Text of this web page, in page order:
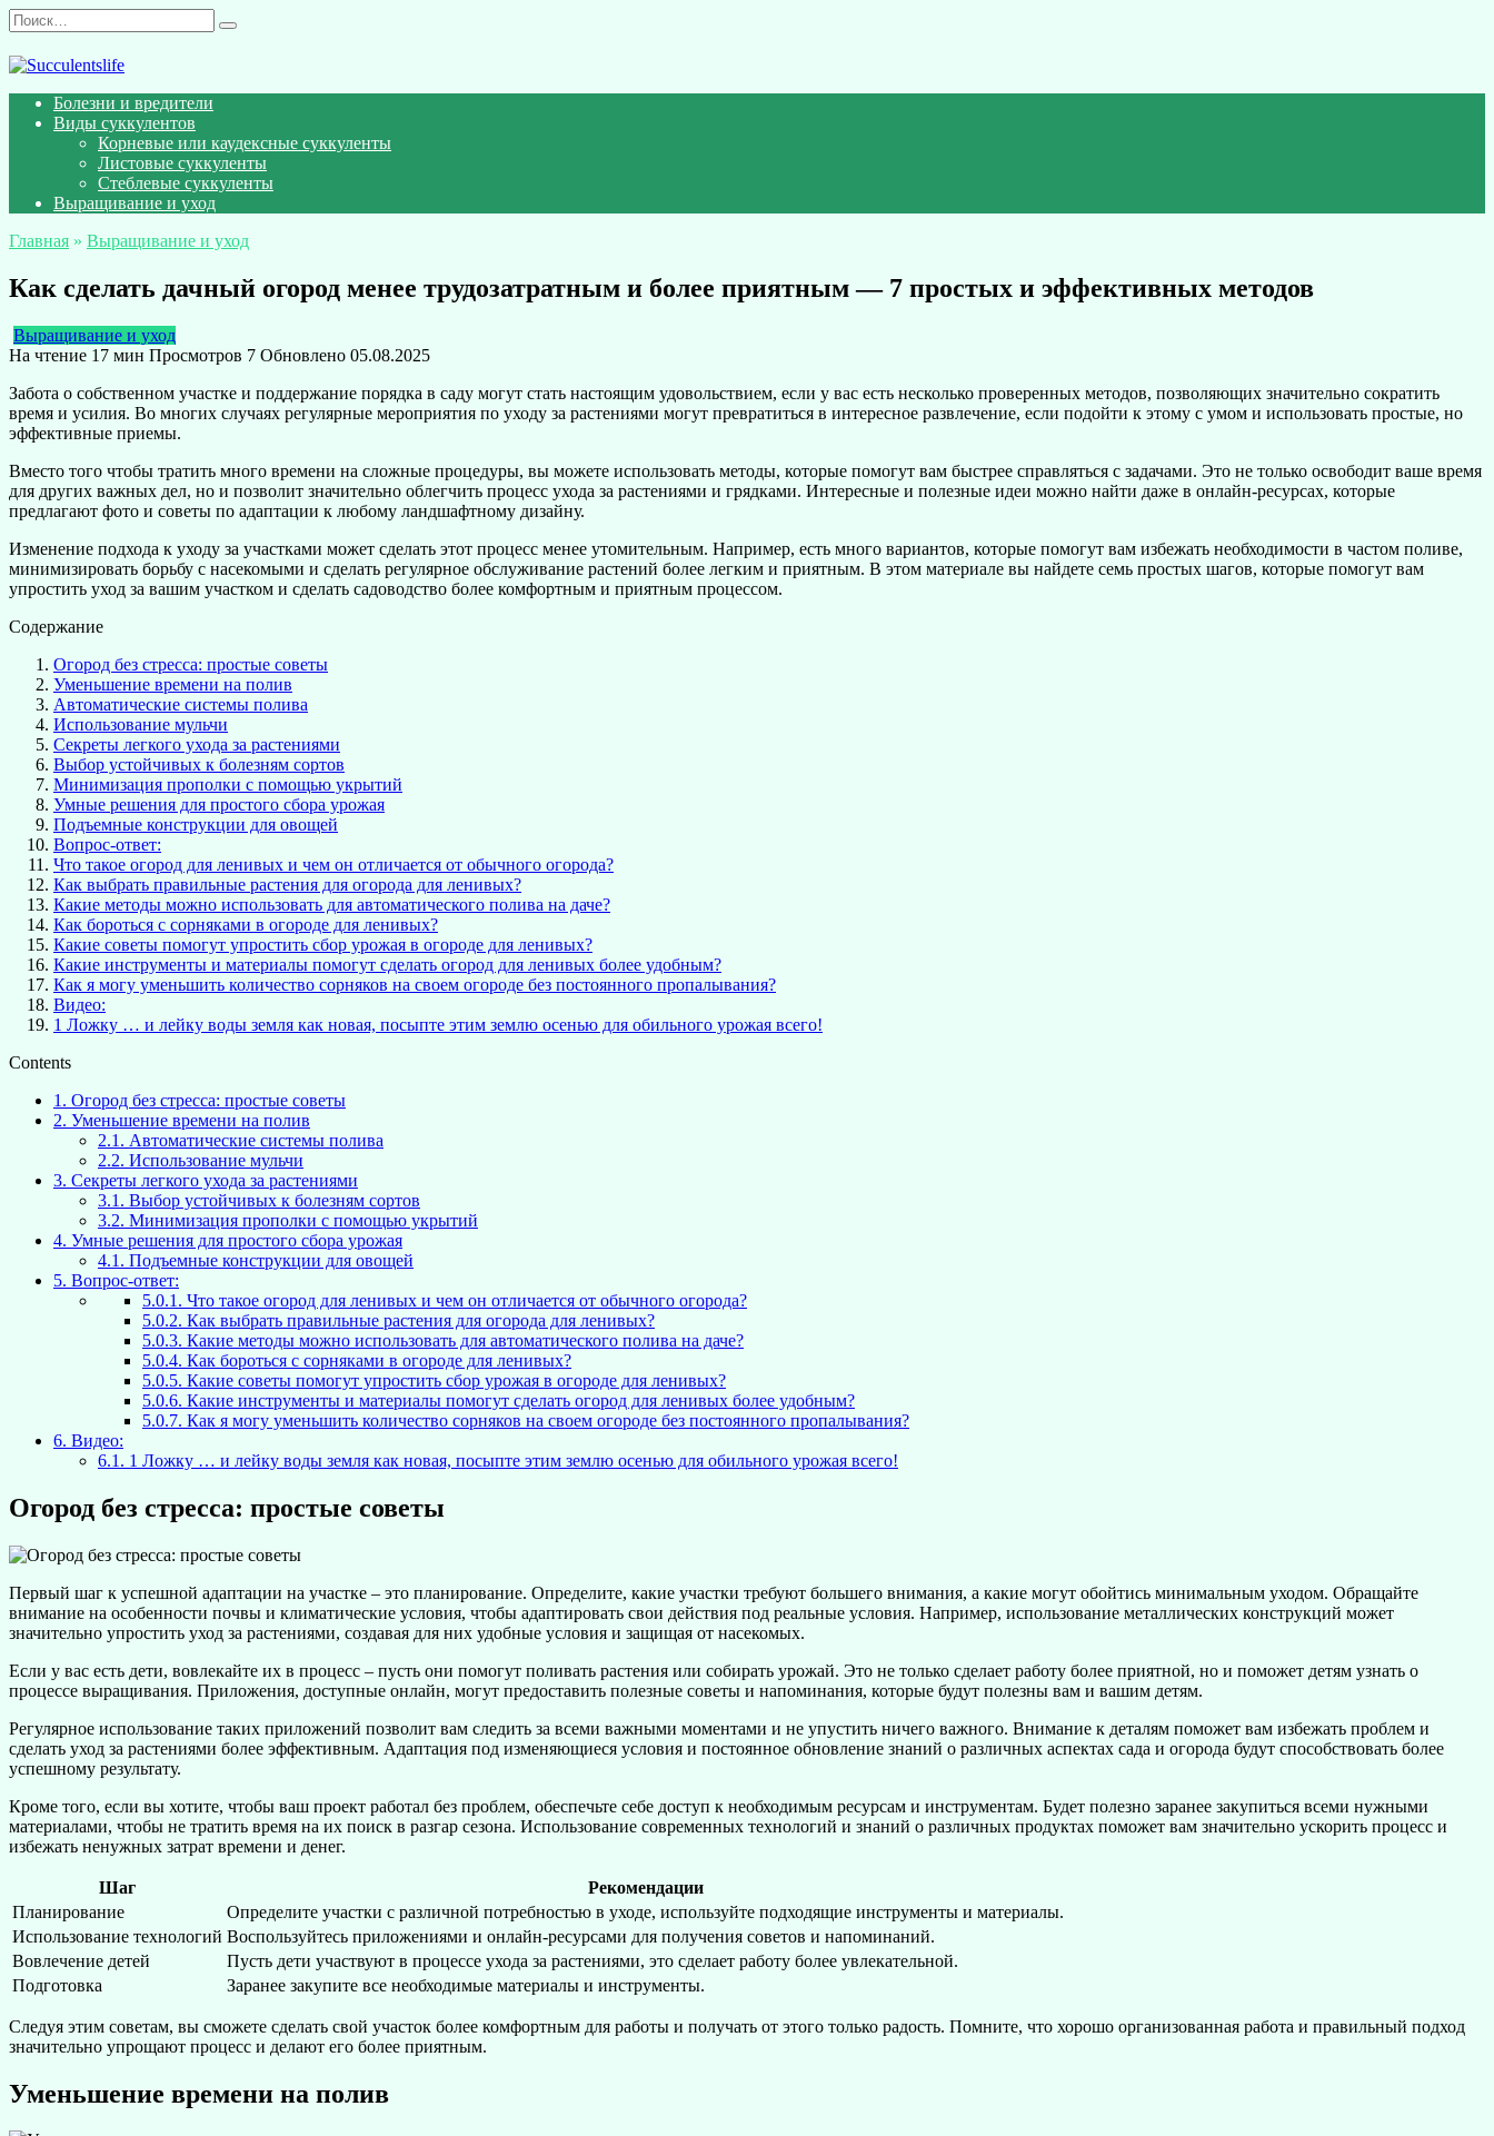
Перейти
к
содержанию
Search
for:
Болезни и вредители
Виды суккулентов
Корневые или каудексные суккуленты
Листовые суккуленты
Стеблевые суккуленты
Выращивание и уход
Главная » Выращивание и уход
Как сделать дачный огород менее трудозатратным и более приятным — 7 простых и эффективных методов
Выращивание и уход
На чтение 17 мин Просмотров 7 Обновлено 05.08.2025
Забота о собственном участке и поддержание порядка в саду могут стать настоящим удовольствием, если у вас есть несколько проверенных методов, позволяющих значительно сократить
время и усилия. Во многих случаях регулярные мероприятия по уходу за растениями могут превратиться в интересное развлечение, если подойти к этому с умом и использовать простые, но
эффективные приемы.
Вместо того чтобы тратить много времени на сложные процедуры, вы можете использовать методы, которые помогут вам быстрее справляться с задачами. Это не только освободит ваше время
для других важных дел, но и позволит значительно облегчить процесс ухода за растениями и грядками. Интересные и полезные идеи можно найти даже в онлайн-ресурсах, которые
предлагают фото и советы по адаптации к любому ландшафтному дизайну.
Изменение подхода к уходу за участками может сделать этот процесс менее утомительным. Например, есть много вариантов, которые помогут вам избежать необходимости в частом поливе,
минимизировать борьбу с насекомыми и сделать регулярное обслуживание растений более легким и приятным. В этом материале вы найдете семь простых шагов, которые помогут вам
упростить уход за вашим участком и сделать садоводство более комфортным и приятным процессом.
Содержание
Огород без стресса: простые советы
Уменьшение времени на полив
Автоматические системы полива
Использование мульчи
Секреты легкого ухода за растениями
Выбор устойчивых к болезням сортов
Минимизация прополки с помощью укрытий
Умные решения для простого сбора урожая
Подъемные конструкции для овощей
Вопрос-ответ:
Что такое огород для ленивых и чем он отличается от обычного огорода?
Как выбрать правильные растения для огорода для ленивых?
Какие методы можно использовать для автоматического полива на даче?
Как бороться с сорняками в огороде для ленивых?
Какие советы помогут упростить сбор урожая в огороде для ленивых?
Какие инструменты и материалы помогут сделать огород для ленивых более удобным?
Как я могу уменьшить количество сорняков на своем огороде без постоянного пропалывания?
Видео:
1 Ложку … и лейку воды земля как новая, посыпте этим землю осенью для обильного урожая всего!
Contents
1. Огород без стресса: простые советы
2. Уменьшение времени на полив
2.1. Автоматические системы полива
2.2. Использование мульчи
3. Секреты легкого ухода за растениями
3.1. Выбор устойчивых к болезням сортов
3.2. Минимизация прополки с помощью укрытий
4. Умные решения для простого сбора урожая
4.1. Подъемные конструкции для овощей
5. Вопрос-ответ:
5.0.1. Что такое огород для ленивых и чем он отличается от обычного огорода?
5.0.2. Как выбрать правильные растения для огорода для ленивых?
5.0.3. Какие методы можно использовать для автоматического полива на даче?
5.0.4. Как бороться с сорняками в огороде для ленивых?
5.0.5. Какие советы помогут упростить сбор урожая в огороде для ленивых?
5.0.6. Какие инструменты и материалы помогут сделать огород для ленивых более удобным?
5.0.7. Как я могу уменьшить количество сорняков на своем огороде без постоянного пропалывания?
6. Видео:
6.1. 1 Ложку … и лейку воды земля как новая, посыпте этим землю осенью для обильного урожая всего!
Огород без стресса: простые советы
Первый шаг к успешной адаптации на участке – это планирование. Определите, какие участки требуют большего внимания, а какие могут обойтись минимальным уходом. Обращайте
внимание на особенности почвы и климатические условия, чтобы адаптировать свои действия под реальные условия. Например, использование металлических конструкций может
значительно упростить уход за растениями, создавая для них удобные условия и защищая от насекомых.
Если у вас есть дети, вовлекайте их в процесс – пусть они помогут поливать растения или собирать урожай. Это не только сделает работу более приятной, но и поможет детям узнать о
процессе выращивания. Приложения, доступные онлайн, могут предоставить полезные советы и напоминания, которые будут полезны вам и вашим детям.
Регулярное использование таких приложений позволит вам следить за всеми важными моментами и не упустить ничего важного. Внимание к деталям поможет вам избежать проблем и
сделать уход за растениями более эффективным. Адаптация под изменяющиеся условия и постоянное обновление знаний о различных аспектах сада и огорода будут способствовать более
успешному результату.
Кроме того, если вы хотите, чтобы ваш проект работал без проблем, обеспечьте себе доступ к необходимым ресурсам и инструментам. Будет полезно заранее закупиться всеми нужными
материалами, чтобы не тратить время на их поиск в разгар сезона. Использование современных технологий и знаний о различных продуктах поможет вам значительно ускорить процесс и
избежать ненужных затрат времени и денег.
Шаг
Рекомендации
Планирование
Определите участки с различной потребностью в уходе, используйте подходящие инструменты и материалы.
Использование технологий Воспользуйтесь приложениями и онлайн-ресурсами для получения советов и напоминаний.
Вовлечение детей
Пусть дети участвуют в процессе ухода за растениями, это сделает работу более увлекательной.
Подготовка
Заранее закупите все необходимые материалы и инструменты.
Следуя этим советам, вы сможете сделать свой участок более комфортным для работы и получать от этого только радость. Помните, что хорошо организованная работа и правильный подход
значительно упрощают процесс и делают его более приятным.
Уменьшение времени на полив